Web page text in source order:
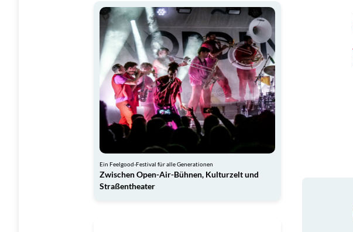
Ein Feelgood-Festival für alle Generationen
Zwischen Open-Air-Bühnen, Kulturzelt und
Straßentheater